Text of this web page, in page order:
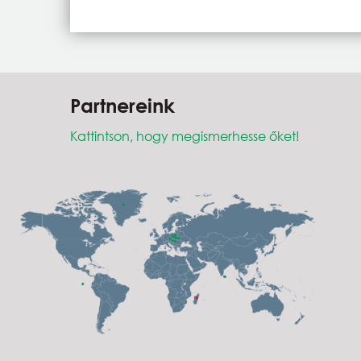
Partnereink
Kattintson, hogy megismerhesse őket!